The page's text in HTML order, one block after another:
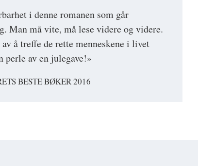
i denne romanen som går
Man må vite, må lese videre og videre.
å treffe de rette menneskene i livet
perle av en julegave!»
BESTE BØKER 2016